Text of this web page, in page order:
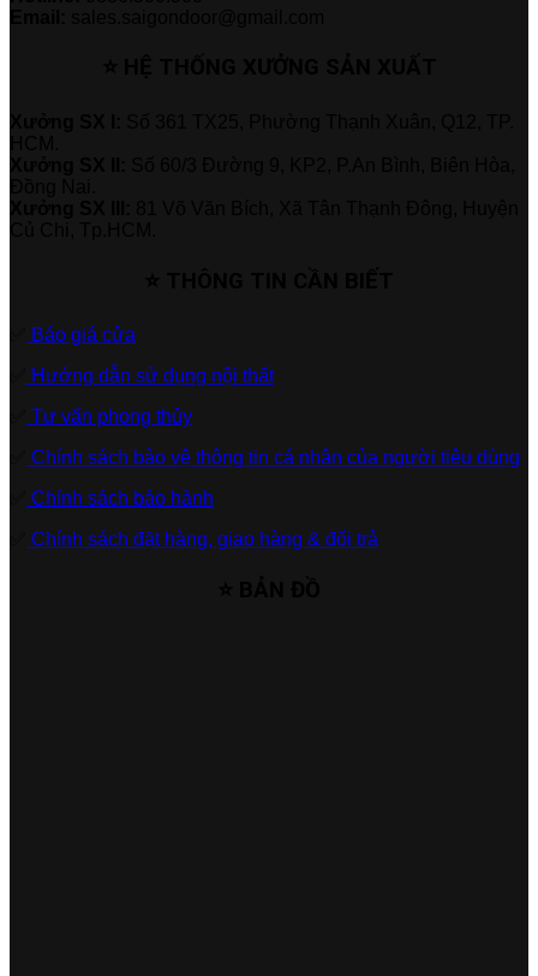
Báo giá cửa
Hướng dẫn sử dụng nội thất
Tư vấn phong thủy
Chính sách bảo vệ thông tin cá nhân của người tiêu dùng
Chính sách bảo hành
Chính sách đặt hàng, giao hàng & đổi trả